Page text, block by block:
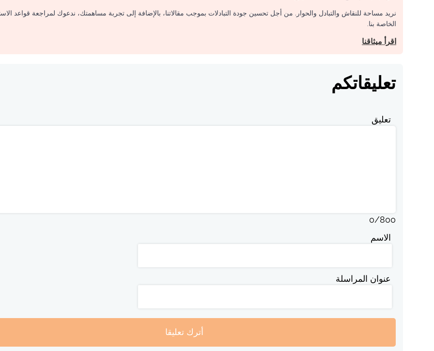
نريد مساحة للنقاش والتبادل والحوار. من أجل تحسين جودة التبادلات بموجب مقالاتنا، بالإضافة إلى تجربة مساهمتك، ندعوك لمراجعة قواعد
الخاصة بنا.
اقرأ ميثاقنا
تعليقاتكم
تعليق
0/800
الاسم
عنوان المراسلة
أترك تعليقا